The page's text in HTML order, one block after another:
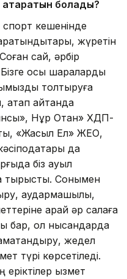
болады?
кешенінде
жүретін
сай, әрбір
осы шараларды
толтыруға
айтқанда
Нұр Отан» ХДП-
«Жасыл Ел» ЖЕО,
да
біз ауыл
тырыстық. Сонымен
аудармашылық,
қарай әр салаға
бар, ол нысандарда
жедел
түрі көрсетіледі.
қызмет